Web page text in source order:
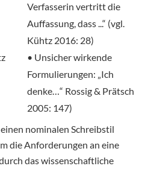
Verfasserin vertritt die
Auffassung, dass ...“ (vgl.
Kühtz 2016: 28)
• Unsicher wirkende
Formulierungen: „Ich
denke…“ Rossig & Prätsch
2005: 147)
nominalen Schreibstil
die Anforderungen an eine
das wissenschaftliche